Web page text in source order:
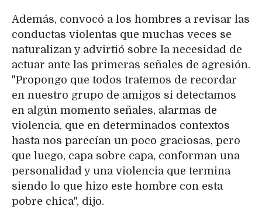
Además, convocó a los hombres a revisar las
conductas violentas que muchas veces se
naturalizan y advirtió sobre la necesidad de
actuar ante las primeras señales de agresión.
"Propongo que todos tratemos de recordar
en nuestro grupo de amigos si detectamos
en algún momento señales, alarmas de
violencia, que en determinados contextos
hasta nos parecían un poco graciosas, pero
que luego, capa sobre capa, conforman una
personalidad y una violencia que termina
siendo lo que hizo este hombre con esta
pobre chica", dijo.